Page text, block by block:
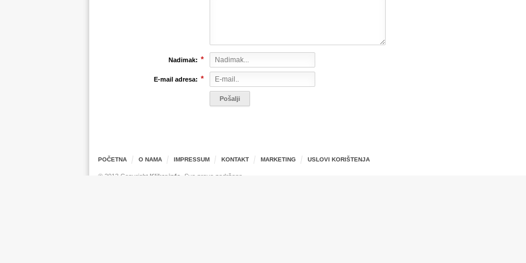
Nadimak: *
E-mail adresa: *
POČETNA O NAMA IMPRESSUM KONTAKT MARKETING USLOVI KORIŠTENJA
© 2013 Copyright Kliker.info . Sva prava zadržana.